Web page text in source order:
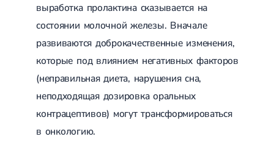
Брадикардия
Тахикардия
Инфаркт миокарда
Миокардит
Инфекционный эндокардит
Нейроциркуляторная дистония
Нейроциркуляторная дистония по гипертоническому типу
Сердечная недостаточность
Порок сердца
Митральный порок сердца
выработка пролактина сказывается на
состоянии молочной железы. Вначале
развиваются доброкачественные изменения,
которые под влиянием негативных факторов
(неправильная диета, нарушения сна,
неподходящая дозировка оральных
контрацептивов) могут трансформироваться
в онкологию.